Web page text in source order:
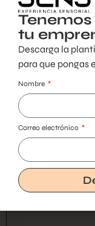
Pabilos
HP502SP 24 cm
$76.755
tu
Descarga la
para que pongas
Nombre
Correo electrónico